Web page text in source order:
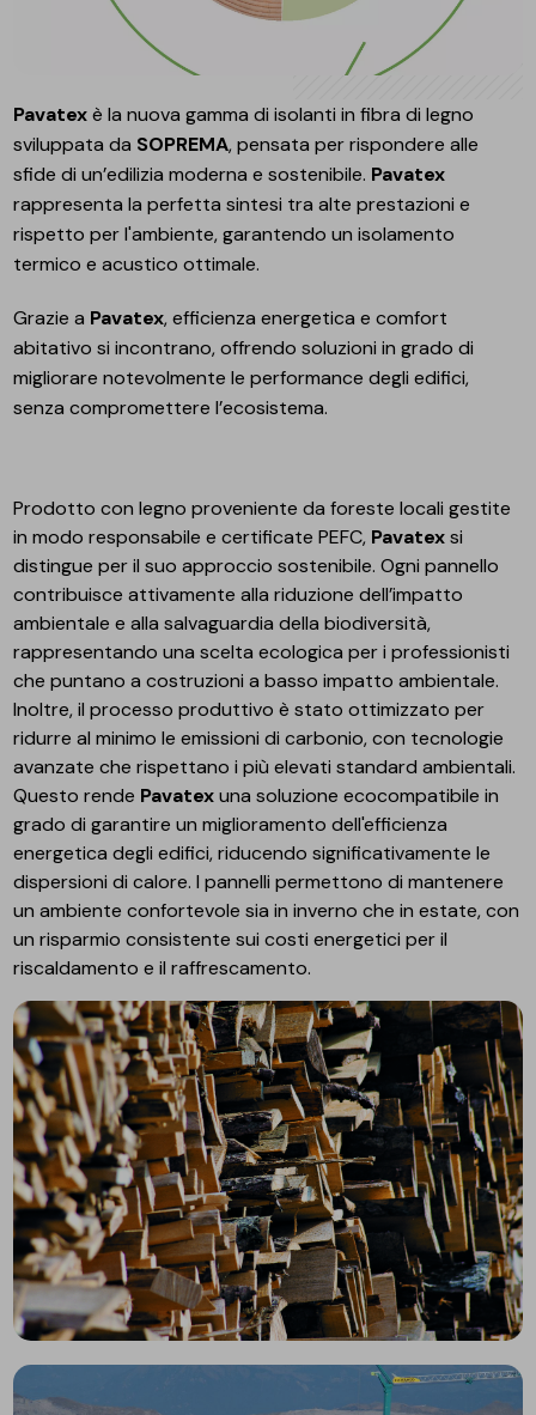
Pavatexè la nuova gamma di isolanti in fibra di legno
sviluppata da SOPREMA, pensata per rispondere alle
sfide di un’edilizia moderna e sostenibile. Pavatex
rappresenta la perfetta sintesi tra alte prestazioni e
rispetto per l'ambiente, garantendo un isolamento
termico e acustico ottimale.
Grazie a Pavatex, efficienza energetica e comfort
abitativo si incontrano, offrendo soluzioni in grado di
migliorare notevolmente le performance degli edifici,
senza compromettere l’ecosistema.
Prodotto con legno proveniente da foreste locali gestite
in modo responsabile e certificate PEFC, Pavatexsi
distingue per il suo approccio sostenibile. Ogni pannello
contribuisce attivamente alla riduzione dell’impatto
ambientale e alla salvaguardia della biodiversità,
rappresentando una scelta ecologica per i professionisti
che puntano a costruzioni a basso impatto ambientale.
Inoltre, il processo produttivo è stato ottimizzato per
ridurre al minimo le emissioni di carbonio, con tecnologie
avanzate che rispettano i più elevati standard ambientali.
Questo rende Pavatexuna soluzione ecocompatibile in
grado di garantire un miglioramento dell'efficienza
energetica degli edifici, riducendo significativamente le
dispersioni di calore. I pannelli permettono di mantenere
un ambiente confortevole sia in inverno che in estate, con
un risparmio consistente sui costi energetici per il
riscaldamento e il raffrescamento.